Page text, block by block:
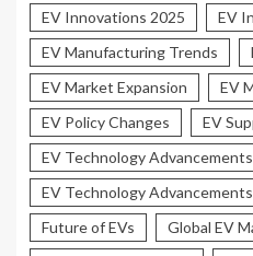
EV Innovations 2025
EV
EV Manufacturing Trends
EV Market Expansion
EV
EV Policy Changes
EV
EV Technology Advancements
EV Technology
Future of EVs
Global EV